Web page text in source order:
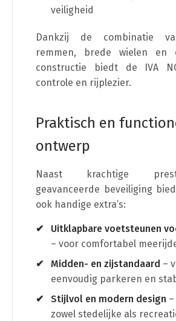
veiligheid
Dankzij de combinatie
remmen, brede wielen en
constructie biedt de IVA
controle en rijplezier.
Praktisch en
ontwerp
Naast krachtige
geavanceerde beveiliging
ook handige extra’s:
Uitklapbare voetsteunen
– voor comfortabel
Midden- en zijstandaard –
eenvoudig parkeren en
Stijlvol en modern design
zowel stedelijke als